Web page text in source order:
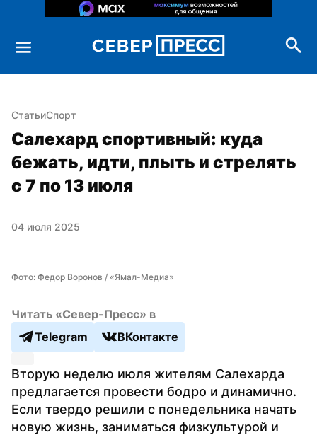
СтатьиСпорт
Салехард спортивный: куда
бежать, идти, плыть и стрелять
с 7 по 13 июля
04 июля 2025
Фото: Федор Воронов / «Ямал-Медиа»
Читать «Север-Пресс» в
Telegram
ВКонтакте
Вторую неделю июля жителям Салехарда
предлагается провести бодро и динамично.
Если твердо решили с понедельника начать
новую жизнь, заниматься физкультурой и